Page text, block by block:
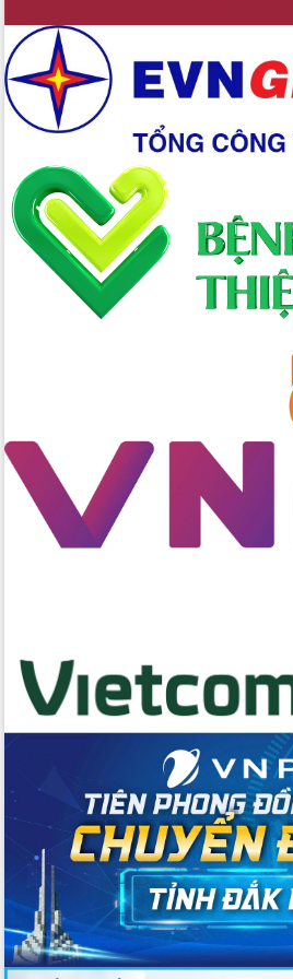
Xây dựng nền hành chính số đồng
hành cùng nông dân dân, doanh nghiệp
Giai đoạn 2026-2030, Đắk Lắk phấn
đấu có 77% xã đạt chuẩn nông thôn
mới
Chuyển đổi số 'mở đường' cho nông
nghiệp Đắk Lắk tăng trưởng bứt phá
Triển khai đồng bộ đo đạc, lập hồ sơ
địa chính, hoàn thiện cơ sở dữ liệu đất
đai
Ứng dụng sinh trắc học - Bước tiến
trong hành trình chuyển đổi số tại Đắk
Tập huấn nâng cao năng lực triển khai
chuyển đổi số cho cán bộ, công chức
cấp xã
Đắk Lắk phát động hưởng ứng Ngày
Quyền của người tiêu dùng Việt Nam
Tổ chức trang trọng Lễ hội Đền thờ
Lương Văn Chánh năm 2026
Phó Bí thư Tỉnh ủy Đắk Lắk Đỗ Hữu
Bệnh án điện tử thúc đẩy chuyển đổi
số y tế tại Đắk Lắk
Chuyển đổi số thư viện: Mở rộng
không gian tri thức trong thời đại số
Đánh giá, rút kinh nghiệm công tác tổ
chức diễn tập trước ngày bầu cử
Chương trình “Gặp gỡ hữu nghị –
Friendship Meeting New Year 2026”